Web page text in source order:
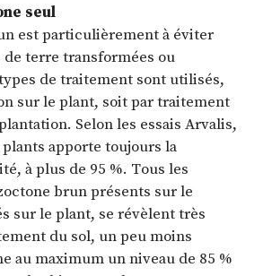
seul
est particulièrement à éviter
terre transformées ou
de traitement sont utilisés,
sur le plant, soit par traitement
Selon les essais Arvalis,
apporte toujours la
à plus de 95 %. Tous les
brun présents sur le
sur le plant, se révèlent très
du sol, un peu moins
au maximum un niveau de 85 %